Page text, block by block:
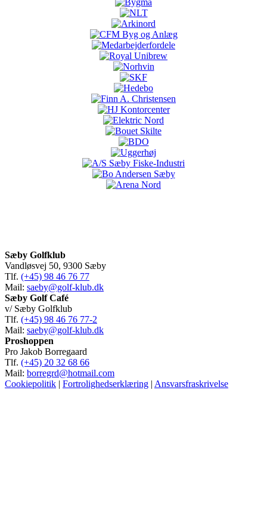
Sæby Golfklub
Vandløsvej 50, 9300 Sæby
Tlf. (+45) 98 46 76 77
Mail: saeby@golf-klub.dk
Sæby Golf Café
v/ Sæby Golfklub
Tlf. (+45) 98 46 76 77-2
Mail: saeby@golf-klub.dk
Proshoppen
Pro Jakob Borregaard
Tlf. (+45) 20 32 68 66
Mail: borregrd@hotmail.com
Cookiepolitik | Fortrolighedserklæring | Ansvarsfraskrivelse